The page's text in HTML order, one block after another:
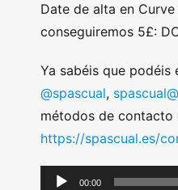
Date de alta en
conseguiremos 5£:
Ya sabéis que podéis
@spascual,
métodos de contacto
https://spascual.es/
00:00